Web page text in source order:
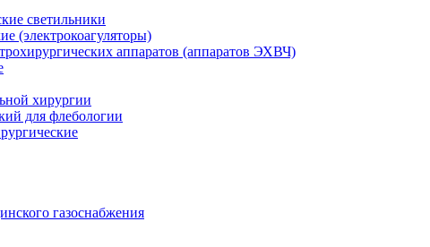
светильники
(электрокоагуляторы)
аппаратов (аппаратов ЭХВЧ)
хирургии
для флебологии
газоснабжения